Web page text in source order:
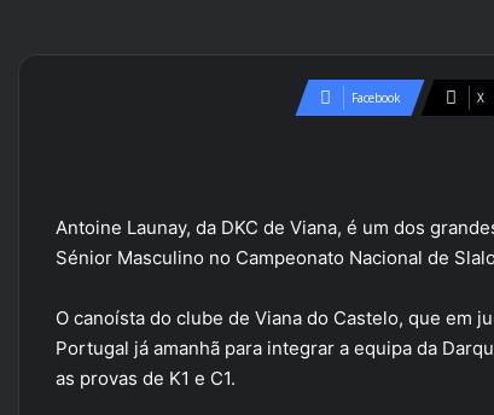
Facebook X
Antoine Launay, da DKC de Viana, é um dos
Sénior Masculino no Campeonato Nacional de
O canoísta do clube de Viana do Castelo, que em
Portugal já amanhã para integrar a equipa da
as provas de K1 e C1.